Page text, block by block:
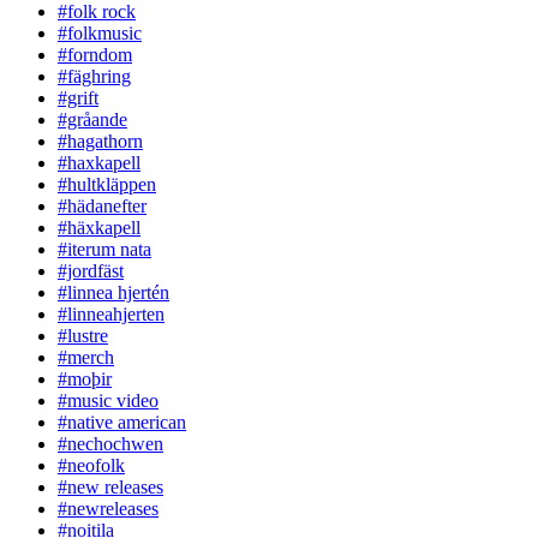
#folk rock
#folkmusic
#forndom
#fäghring
#grift
#gråande
#hagathorn
#haxkapell
#hultkläppen
#hädanefter
#häxkapell
#iterum nata
#jordfäst
#linnea hjertén
#linneahjerten
#lustre
#merch
#moþir
#music video
#native american
#nechochwen
#neofolk
#new releases
#newreleases
#noitila